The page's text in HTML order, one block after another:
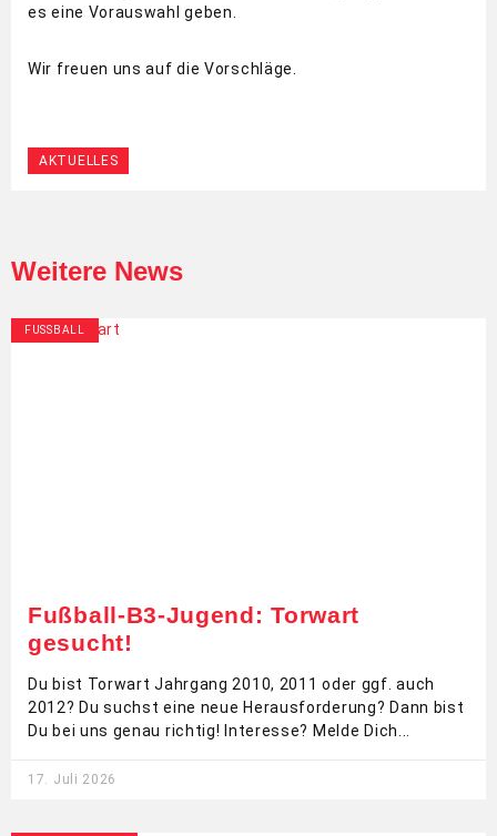
es eine Vorauswahl geben.
Wir freuen uns auf die Vorschläge.
AKTUELLES
Weitere News
FUSSBALL
Fußball-B3-Jugend: Torwart
gesucht!
Du bist Torwart Jahrgang 2010, 2011 oder ggf. auch
2012? Du suchst eine neue Herausforderung? Dann bist
Du bei uns genau richtig! Interesse? Melde Dich
17. Juli 2026